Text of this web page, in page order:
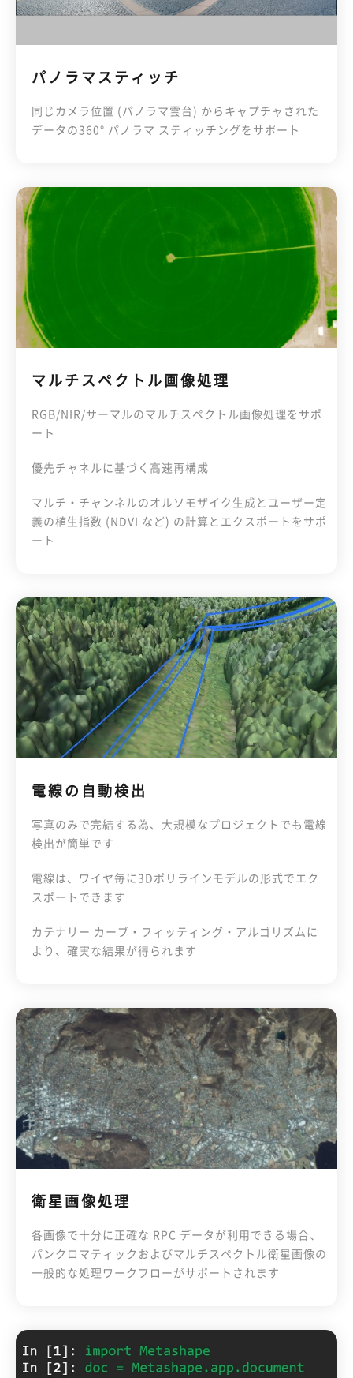
パノラマスティッチ
同じカメラ位置 (パノラマ雲台) からキャプチャされた
データの360° パノラマ スティッチングをサポート
マルチスペクトル画像処理
RGB/NIR/サーマルのマルチスペクトル画像処理をサポ
ート
優先チャネルに基づく高速再構成
マルチ・チャンネルのオルソモザイク生成とユーザー定
義の植生指数 (NDVI など) の計算とエクスポートをサポ
ート
電線の自動検出
写真のみで完結する為、大規模なプロジェクトでも電線
検出が簡単です
電線は、ワイヤ毎に3Dポリラインモデルの形式でエク
スポートできます
カテナリー カーブ・フィッティング・アルゴリズムに
より、確実な結果が得られます
衛星画像処理
各画像で十分に正確な RPC データが利用できる場合、
パンクロマティックおよびマルチスペクトル衛星画像の
一般的な処理ワークフローがサポートされます